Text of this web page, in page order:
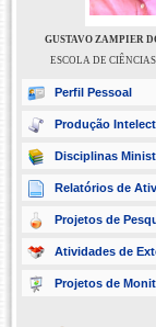
GUSTAVO ZAMPIER
ESCOLA DE
Perfil Pessoal
Produção
Disciplinas
Relatórios de
Projetos de
Atividades de
Projetos de